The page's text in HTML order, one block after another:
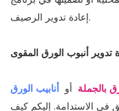
إعادة تدوير الرصيف.
أنبوب الورق المقوى
بالجملة أو أنابيب الورق